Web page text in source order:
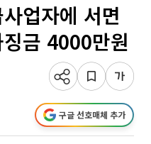
업자에 서면
금 4000만원
구글 선호매체 추가